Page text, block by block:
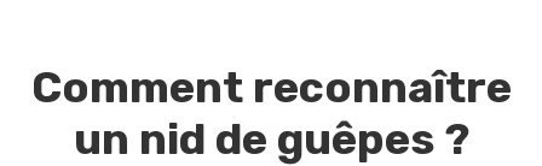
Comment reconnaître
un nid de guêpes ?